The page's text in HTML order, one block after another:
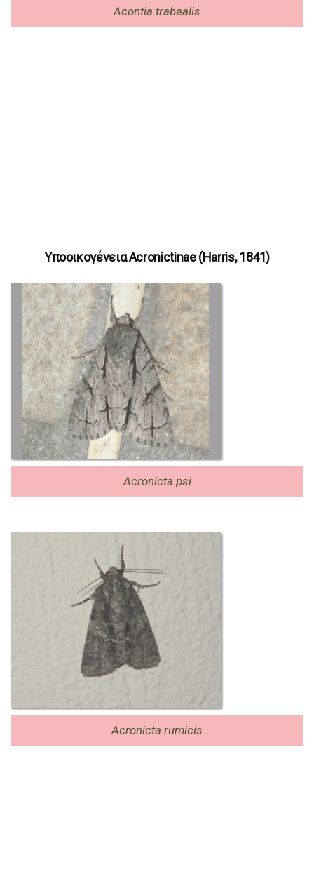
Acontia trabealis
Υποοικογένεια Acronictinae (Harris, 1841)
Acronicta psi
Acronicta rumicis